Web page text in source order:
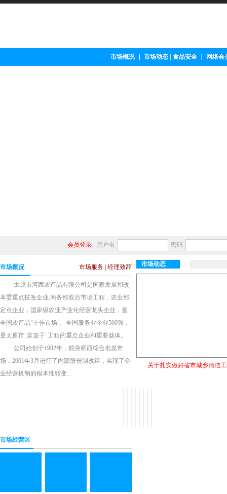
市场概况｜ 市场动态| 食品安全｜ 网络会
会员登录 用户名 密码
市场概况 市场服务 经理致辞
太原市河西农产品有限公司是国家发展和改
革委重点技改企业,商务部双百市场工程，农业部
定点企业，国家级农业产业化经营龙头企业，是
全国农产品"十佳市场"、全国服务业企业500强，
是太原市"菜篮子"工程的重点企业和重要载体。
公司始创于1992年，前身桥西综合批发市
场，2001年3月进行了内部股份制改组，实现了企
业经营机制的根本性转变...
市场动态
关于扎实做好省市城乡清洁
市场经营区